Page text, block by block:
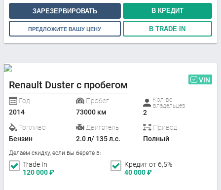
ЗАРЕЗЕРВИРОВАТЬ В КРЕДИТ
ПРЕДЛОЖИТЕ ВАШУ ЦЕНУ В TRADE IN
Renault Duster с пробегом VIN
Год
2014
Пробег
73000 км
Кол-во
владельцев
2
Топливо
Бензин
Двигатель
2.0 л/ 135 л.с.
Привод
Полный
Делаем скидку, если вы берете в:
Trade In
120 000₽
Кредит от 6,5%
40 000₽